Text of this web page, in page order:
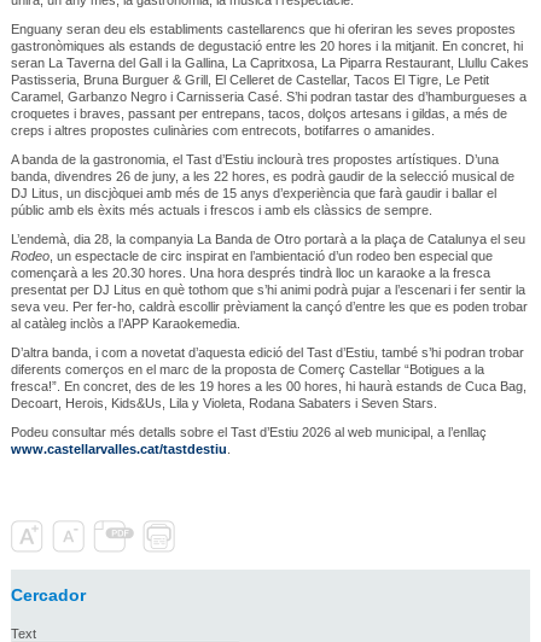
Enguany seran deu els establiments castellarencs que hi oferiran les seves propostes
gastronòmiques als estands de degustació entre les 20 hores i la mitjanit. En concret, hi
seran La Taverna del Gall i la Gallina, La Capritxosa, La Piparra Restaurant, Llullu Cakes
Pastisseria, Bruna Burguer & Grill, El Celleret de Castellar, Tacos El Tigre, Le Petit
Caramel, Garbanzo Negro i Carnisseria Casé. S’hi podran tastar des d’hamburgueses a
croquetes i braves, passant per entrepans, tacos, dolços artesans i gildas, a més de
creps i altres propostes culinàries com entrecots, botifarres o amanides.
A banda de la gastronomia, el Tast d’Estiu inclourà tres propostes artístiques. D’una
banda, divendres 26 de juny, a les 22 hores, es podrà gaudir de la selecció musical de
DJ Litus, un discjòquei amb més de 15 anys d’experiència que farà gaudir i ballar el
públic amb els èxits més actuals i frescos i amb els clàssics de sempre.
L’endemà, dia 28, la companyia La Banda de Otro portarà a la plaça de Catalunya el seu
Rodeo, un espectacle de circ inspirat en l’ambientació d’un rodeo ben especial que
començarà a les 20.30 hores. Una hora després tindrà lloc un karaoke a la fresca
presentat per DJ Litus en què tothom que s’hi animi podrà pujar a l’escenari i fer sentir la
seva veu. Per fer-ho, caldrà escollir prèviament la cançó d’entre les que es poden trobar
al catàleg inclòs a l’APP Karaokemedia.
D’altra banda, i com a novetat d’aquesta edició del Tast d’Estiu, també s’hi podran trobar
diferents comerços en el marc de la proposta de Comerç Castellar “Botigues a la
fresca!”. En concret, des de les 19 hores a les 00 hores, hi haurà estands de Cuca Bag,
Decoart, Herois, Kids&Us, Lila y Violeta, Rodana Sabaters i Seven Stars.
Podeu consultar més detalls sobre el Tast d’Estiu 2026 al web municipal, a l’enllaç
www.castellarvalles.cat/tastdestiu
Cercador
Text